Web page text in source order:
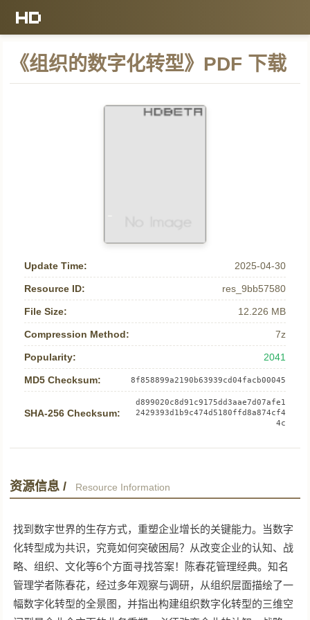
《组织的数字化转型》PDF 下载
Update Time: 2025-04-30
Resource ID: res_9bb57580
File Size: 12.226 MB
Compression Method: 7z
Popularity: 2041
MD5 Checksum: 8f858899a2190b63939cd04facb00045
SHA-256 Checksum:
d899020c8d91c9175dd3aae7d07afe1
2429393d1b9c474d5180ffd8a874cf4
4c
资源信息 / Resource Information
找到数字世界的生存方式，重塑企业增长的关键能力。当数字
化转型成为共识，究竟如何突破困局？从改变企业的认知、战
略、组织、文化等6个方面寻找答案！陈春花管理经典。知名
管理学者陈春花，经过多年观察与调研，从组织层面描绘了一
幅数字化转型的全景图，并指出构建组织数字化转型的三维空